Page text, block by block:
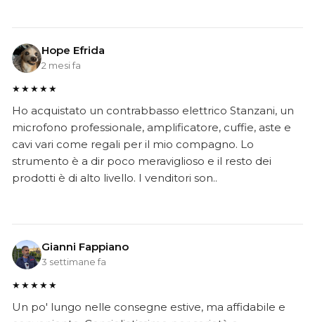
Hope Efrida
2 mesi fa
★★★★★
Ho acquistato un contrabbasso elettrico Stanzani, un
microfono professionale, amplificatore, cuffie, aste e
cavi vari come regali per il mio compagno. Lo
strumento è a dir poco meraviglioso e il resto dei
prodotti è di alto livello. I venditori son..
Gianni Fappiano
3 settimane fa
★★★★★
Un po' lungo nelle consegne estive, ma affidabile e